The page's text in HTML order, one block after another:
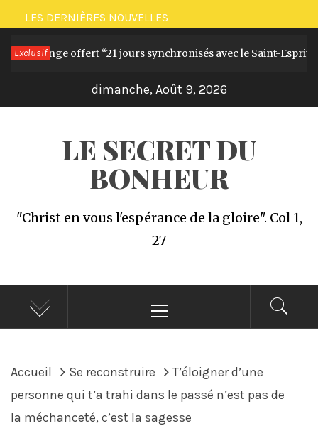
Passer
au
contenu
LES DERNIÈRES NOUVELLES
Exclusifoffert “21 jours synchronisés avec le Saint-Esprit”
dimanche, Août 9, 2026
LE SECRET DU
BONHEUR
"Christ en vous l'espérance de la gloire". Col 1,
27
principal
Accueil Se reconstruire
T’éloigner d’une
personne qui t’a trahi dans le passé n’est pas de
la méchanceté, c’est la sagesse